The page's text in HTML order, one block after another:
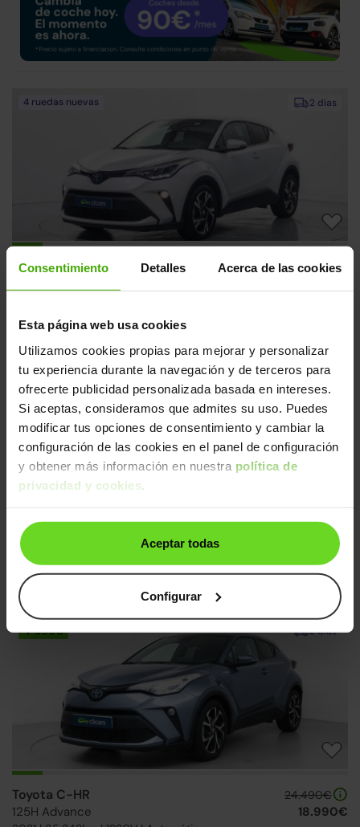
Consentimiento Detalles Acerca de las cookies
Esta página web usa cookies
Utilizamos cookies propias para mejorar y personalizar
tu experiencia durante la navegación y de terceros para
ofrecerte publicidad personalizada basada en intereses.
Si aceptas, consideramos que admites su uso. Puedes
modificar tus opciones de consentimiento y cambiar la
configuración de las cookies en el panel de configuración
y obtener más información en nuestra política de
privacidad y cookies
Aceptar todas
Configurar
2 días
4 ruedas nuevas
Toyota C-HR 22.490€
Híbrido
2 días
Ruedas delanteras nuevas
Toyota C-HR
125H Advance
2022 | 78.799km | 122CV | Automático
23.890€
19.990€
Híbrido /mes
2 días
↓ 600€
Toyota C-HR
125H Advance
24.490€
18.990€